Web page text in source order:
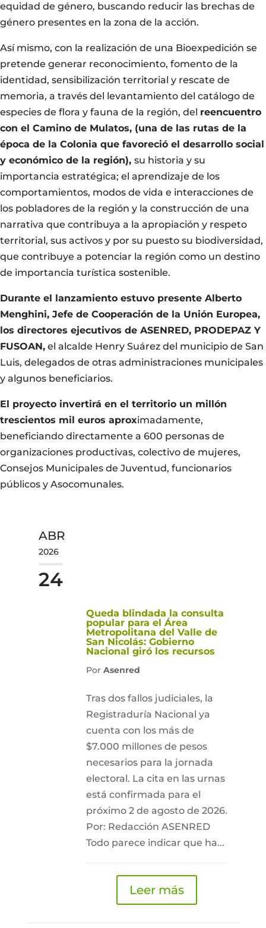
equidad de género, buscando reducir las brechas de
género presentes en la zona de la acción.
Así mismo, con la realización de una Bioexpedición se
pretende generar reconocimiento, fomento de la
identidad, sensibilización territorial y rescate de
memoria, a través del levantamiento del catálogo de
especies de flora y fauna de la región, del reencuentro
con el Camino de Mulatos, (una de las rutas de la
época de la Colonia que favoreció el desarrollo social
y económico de la región), su historia y su
importancia estratégica; el aprendizaje de los
comportamientos, modos de vida e interacciones de
los pobladores de la región y la construcción de una
narrativa que contribuya a la apropiación y respeto
territorial, sus activos y por su puesto su biodiversidad,
que contribuye a potenciar la región como un destino
de importancia turística sostenible.
Durante el lanzamiento estuvo presente Alberto
Menghini, Jefe de Cooperación de la Unión Europea,
los directores ejecutivos de ASENRED, PRODEPAZ Y
FUSOAN, el alcalde Henry Suárez del municipio de San
Luis, delegados de otras administraciones municipales
y algunos beneficiarios.
El proyecto invertirá en el territorio un millón
trescientos mil euros aproximadamente,
beneficiando directamente a 600 personas de
organizaciones productivas, colectivo de mujeres,
Consejos Municipales de Juventud, funcionarios
públicos y Asocomunales.
ABR
2026
24
Queda blindada la consulta
popular para el Área
Metropolitana del Valle de
San Nicolás: Gobierno
Nacional giró los recursos
Por Asenred
Tras dos fallos judiciales, la
Registraduría Nacional ya
cuenta con los más de
$7.000 millones de pesos
necesarios para la jornada
electoral. La cita en las urnas
está confirmada para el
próximo 2 de agosto de 2026.
Por: Redacción ASENRED
Todo parece indicar que ha...
Leer más